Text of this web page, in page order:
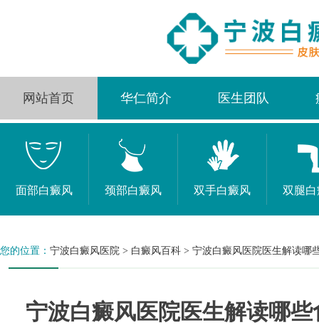
网站首页 华仁简介 医生团队
面部白癜风 颈部白癜风 双手白癜风 双腿
您的位置： 宁波白癜风医院 > 白癜风百科 > 宁波白癜风医院医生解读哪
宁波白癜风医院医生解读哪